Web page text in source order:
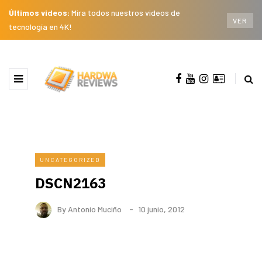
Últimos videos: Mira todos nuestros videos de
tecnología en 4K!
VER
UNCATEGORIZED
DSCN2163
By Antonio Muciño 10 junio, 2012